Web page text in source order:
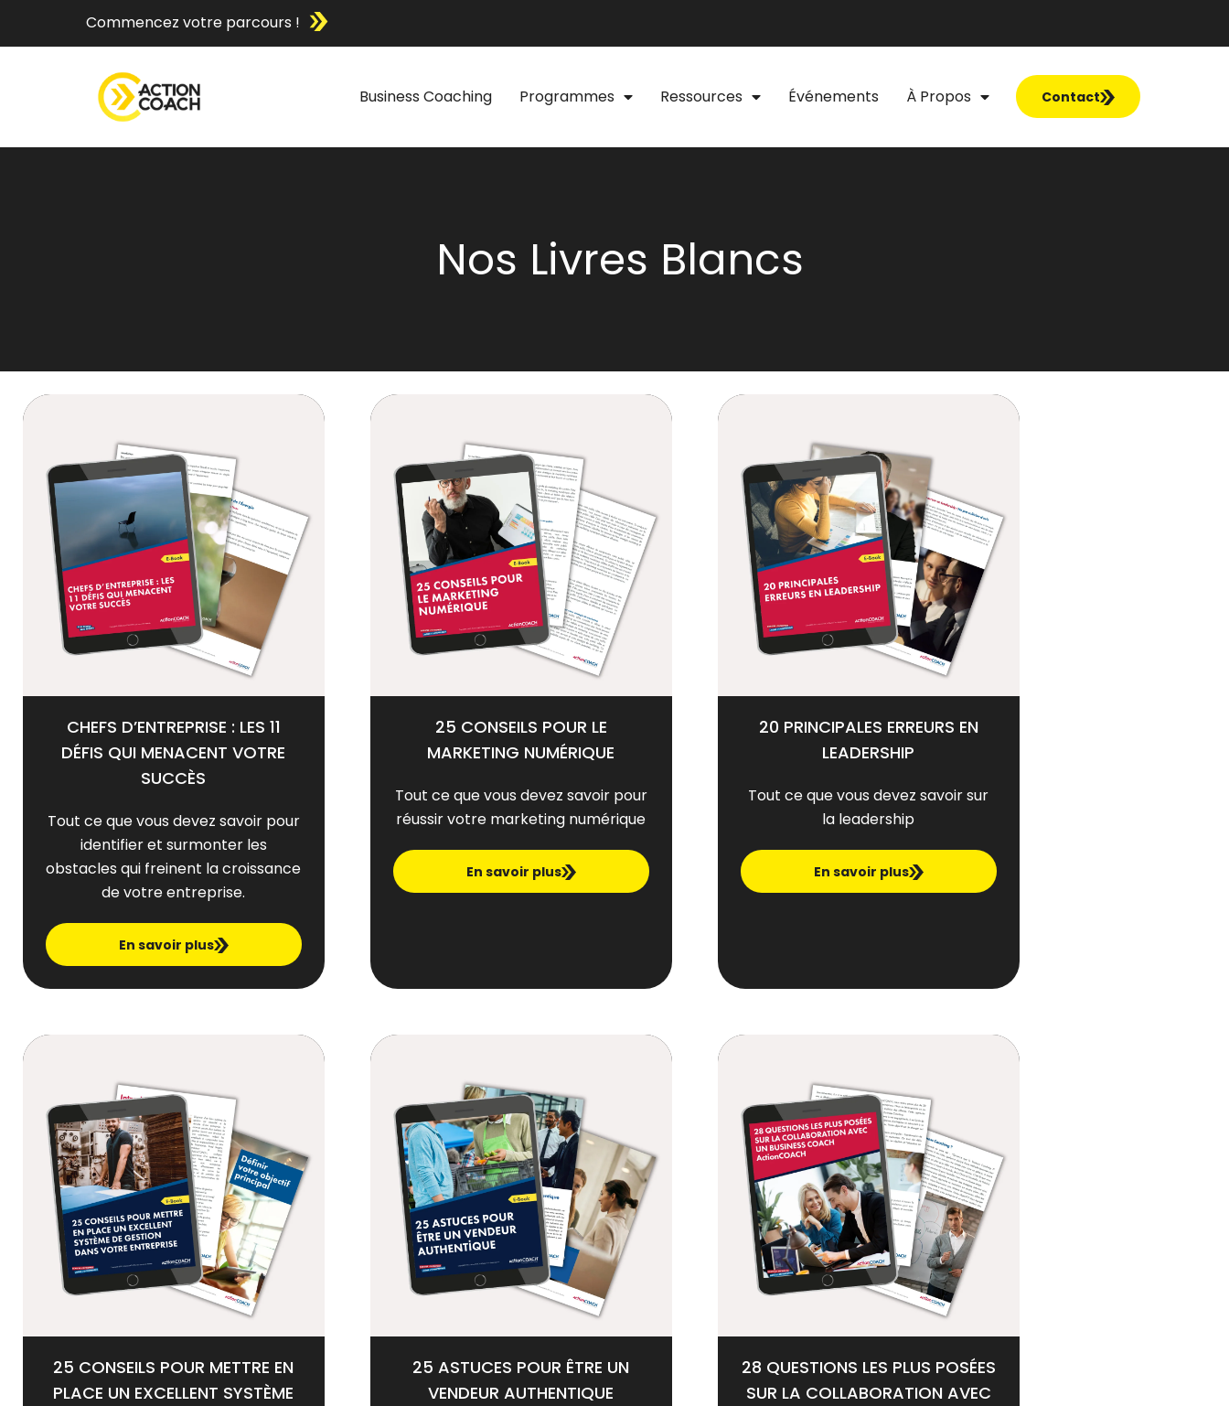
Commencez votre parcours !
Business Coaching Programmes Ressources Événements À Propos Contact
Nos Livres Blancs
CHEFS D’ENTREPRISE : LES 11
DÉFIS QUI MENACENT VOTRE
SUCCÈS
Tout ce que vous devez savoir pour
identifier et surmonter les
obstacles qui freinent la croissance
de votre entreprise.
En savoir plus
25 CONSEILS POUR LE
MARKETING NUMÉRIQUE
Tout ce que vous devez savoir pour
réussir votre marketing numérique
En savoir plus
20 PRINCIPALES ERREURS EN
LEADERSHIP
Tout ce que vous devez savoir sur
la leadership
En savoir plus
25 CONSEILS POUR METTRE EN
PLACE UN EXCELLENT SYSTÈME
25 ASTUCES POUR ÊTRE UN
VENDEUR AUTHENTIQUE
28 QUESTIONS LES PLUS POSÉES
SUR LA COLLABORATION AVEC